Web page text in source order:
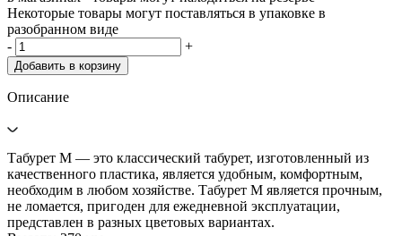
Некоторые товары могут поставляться в упаковке в
разобранном виде
-
+
Добавить в корзину
Описание
Табурет М — это классический табурет, изготовленный из
качественного пластика, является удобным, комфортным,
необходим в любом хозяйстве. Табурет М является прочным,
не ломается, пригоден для ежедневной эксплуатации,
представлен в разных цветовых вариантах.